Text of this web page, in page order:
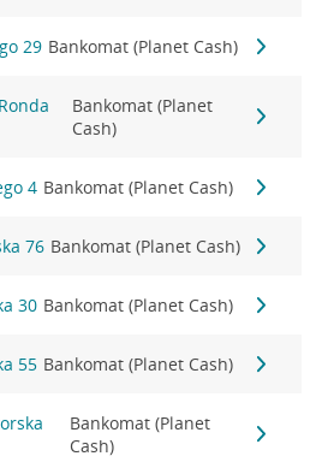
29 Bankomat (Planet Cash)
Bankomat (Planet
Cash)
4 Bankomat (Planet Cash)
76 Bankomat (Planet Cash)
30 Bankomat (Planet Cash)
55 Bankomat (Planet Cash)
Bankomat (Planet
Cash)